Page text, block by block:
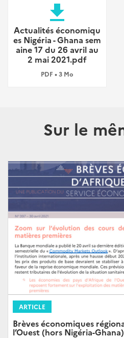
file_download
Actualités économiqu
es Nigéria - Ghana sem
aine 17 du 26 avril au
2 mai 2021.pdf
PDF • 3 Mo
Sur le
ARTICLE
Brèves économiques
l’Ouest (hors Nigéria-